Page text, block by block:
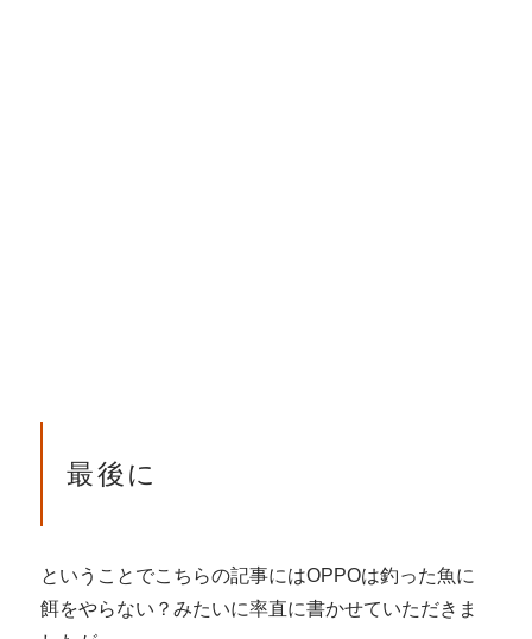
最後に
ということでこちらの記事にはOPPOは釣った魚に
餌をやらない？みたいに率直に書かせていただきま